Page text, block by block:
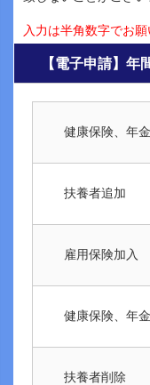
入力は半角数字でお願
【電子申請】年
健康保険、年
扶養者追加
雇用保険加入
健康保険、年
扶養者削除